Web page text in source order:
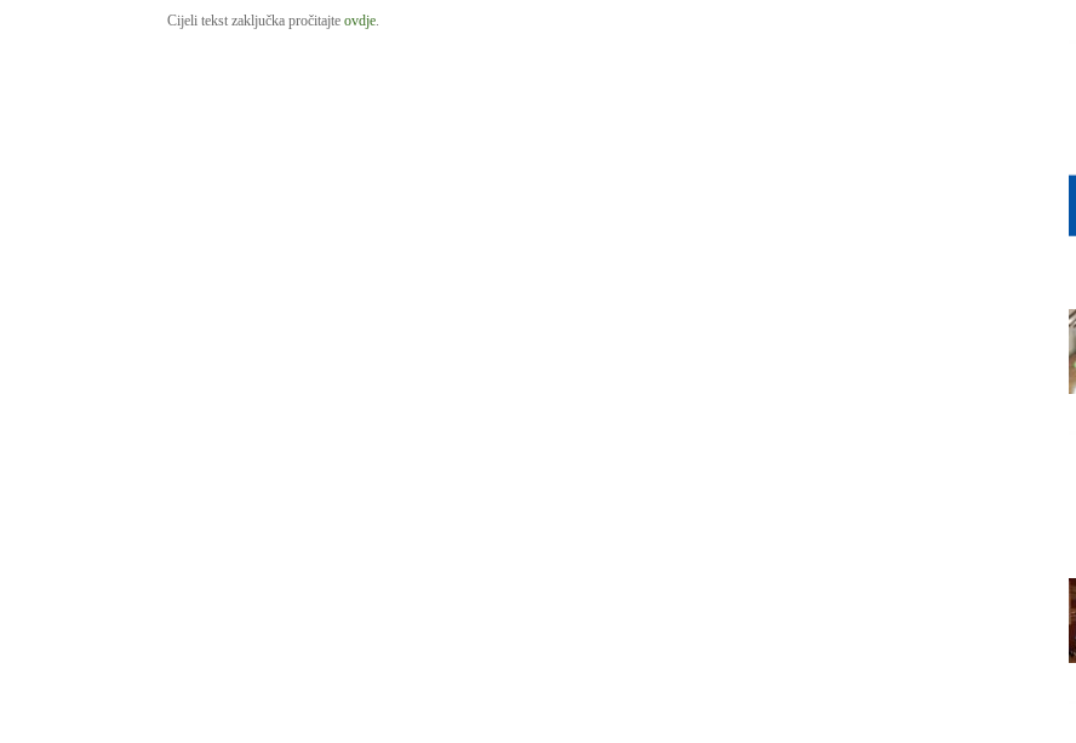
Cijeli tekst zaključka pročitajte ovdje.